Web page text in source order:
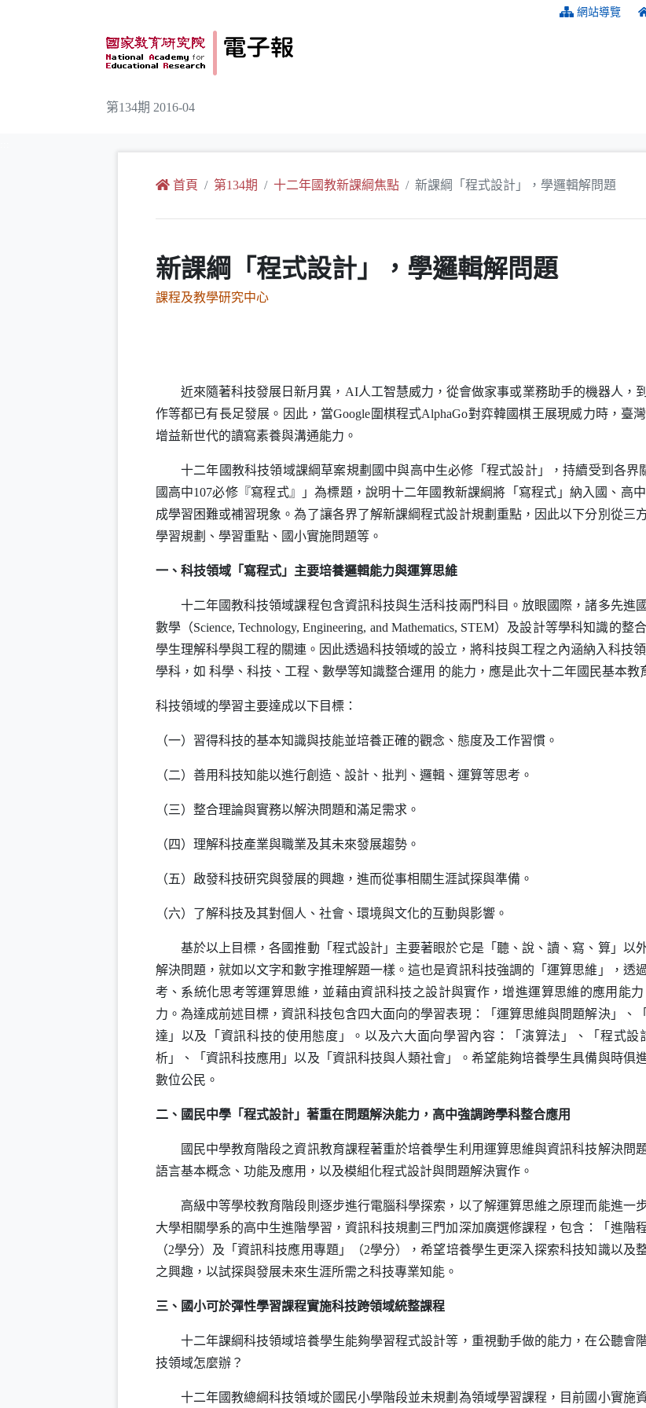
網站導覽
第134期 2016-04
首頁 第134期 十二年國教新課綱焦點 新課綱「程式設計」，學邏輯解問題
新課綱「程式設計」，學邏輯解問題
課程及教學研究中心
近來隨著科技發展日新月異， AI人工智慧威力，從會做家事或業務助手的機器人，
作等都已有長足發展。因此，當Google 圍棋程式AlphaGo對弈韓國棋王展現威力時，臺
增益新世代的讀寫素養與溝通能力。
十二年國教科技領域課綱草案規劃國中與高中生必修「程式設計」，持續受到各界
國高中107必修『寫程式』」為標題，說明十二年國教新課綱將「寫程式」納入國、高
成學習困難或補習現象。為了讓各界了解新課綱程式設計規劃重點，因此以下分別從三
學習規劃、學習重點、國小實施問題等。
一、科技領域「寫程式」主要培養邏輯能力與運算思維
十二年國教科技領域課程包含資訊科技與生活科技兩門科目。放眼國際，諸多先進
數學（Science, Technology, Engineering, and Mathematics, STEM）及設計等學科知識的整
學生理解科學與工程的關連。因此透過科技領域的設立，將科技與工程之內涵納入科技
學科，如 科學、科技、工程、數學等知識整合運用 的能力，應是此次十二年國民基本教
科技領域的學習主要達成以下目標：
（一）習得科技的基本知識與技能並培養正確的觀念、態度及工作習慣。
（二）善用科技知能以進行創造、設計、批判、邏輯、運算等思考。
（三）整合理論與實務以解決問題和滿足需求。
（四）理解科技產業與職業及其未來發展趨勢。
（五）啟發科技研究與發展的興趣，進而從事相關生涯試探與準備。
（六）了解科技及其對個人、社會、環境與文化的互動與影響。
基於以上目標，各國推動「程式設計」主要著眼於它是「聽、說、讀、寫、算」以
解決問題，就如以文字和數字推理解題一樣。這也是資訊科技強調的「運算思維」，透
考、系統化思考等運算思維，並藉由資訊科技之設計與實作，增進運算思維的應用能
力。為達成前述目標，資訊科技包含四大面向的學習表現：「運算思維與問題解決」、
達」以及「資訊科技的使用態度」。以及六大面向學習內容：「演算法」、「程式
析」、「資訊科技應用」以及「資訊科技與人類社會」。希望能夠培養學生具備與時俱
數位公民。
二、國民中學「程式設計」著重在問題解決能力，高中強調跨學科整合應用
國民中學教育階段之資訊教育課程著重於培養學生利用運算思維與資訊科技解決問
語言基本概念、功能及應用，以及模組化程式設計與問題解決實作。
高級中等學校教育階段則逐步進行電腦科學探索，以了解運算思維之原理而能進一
大學相關學系的高中生進階學習，資訊科技規劃三門加深加廣選修課程，包含：「進階
（2學分）及「資訊科技應用專題」（2學分），希望培養學生更深入探索科技知識以及
之興趣，以試探與發展未來生涯所需之科技專業知能。
三、國小可於彈性學習課程實施科技跨領域統整課程
十二年課綱科技領域培養學生能夠學習程式設計等，重視動手做的能力，在公聽會
技領域怎麼辦？
十二年國教總綱科技領域於國民小學階段並未規劃為領域學習課程，目前國小實施